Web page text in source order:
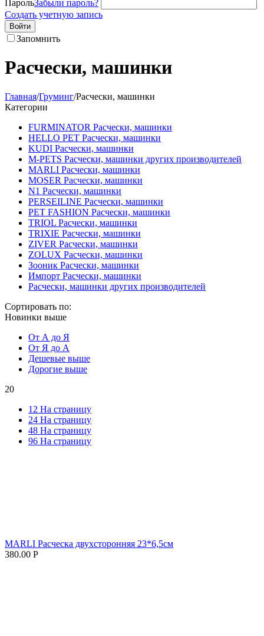
ПарольЗабыли пароль?
Создать учетную запись
Войти
Запомнить
Расчески, машинки
Главная/Груминг/Расчески, машинки
Категории
FURMINATOR Расчески, машинки
HELLO PET Расчески, машинки
KUDI Расчески, машинки
M-PETS Расчески, машинки других производителей
MARLI Расчески, машинки
MOSER Расчески, машинки
N1 Расчески, машинки
PERSEILINE Расчески, машинки
PET FASHION Расчески, машинки
TRIOL Расчески, машинки
TRIXIE Расчески, машинки
ZIVER Расчески, машинки
ZOLUX Расчески, машинки
Зооник Расчески, машинки
Импорт Расчески, машинки
Расчески, машинки других производителей
Сортировать по:
Новинки выше
От А до Я
От Я до А
Дешевые выше
Дорогие выше
20
12 На страницу
24 На страницу
48 На страницу
96 На страницу
MARLI Расческа двухсторонняя 23*6,5см
380.00 Р